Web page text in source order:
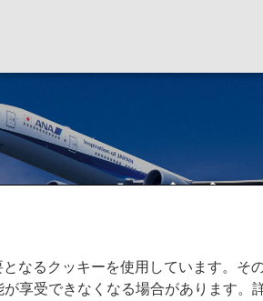
の制度変更
ズカードの制度変更
なるクッキーを使用しています。そ
享受できなくなる場合があります。